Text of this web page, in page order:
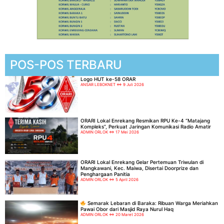
POS-POS TERBARU
Logo HUT ke-58 ORAR
ANSAR LEBOKNET 9 Juli 2026
ORARI Lokal Enrekang Resmikan RPU Ke-4 “Matajang
Kompleks”, Perkuat Jaringan Komunikasi Radio Amatir
ADMIN ORLOK 17 Mei 2026
ORARI Lokal Enrekang Gelar Pertemuan Triwulan di
Mangkawani, Kec. Maiwa, Disertai Doorprize dan
Penghargaan Panitia
ADMIN ORLOK 5 April 2026
Semarak Lebaran di Baraka: Ribuan Warga Meriahkan
Pawai Obor dari Masjid Raya Nurul Haq
ADMIN ORLOK 20 Maret 2026